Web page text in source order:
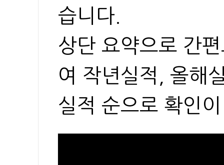
습니다.
상단 요약으로 간
여 작년실적, 올해
실적 순으로 확인